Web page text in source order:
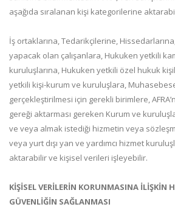
aşağıda sıralanan kişi kategorilerine
İş ortaklarına, Tedarikçilerine,
yapacak olan çalışanlara, Hukuken yetkili
kuruluşlarına, Hukuken yetkili özel hukuk
yetkili kişi-kurum ve kuruluşlara,
gerçekleştirilmesi için gerekli birimlere,
gereği aktarması gereken Kurum ve
ve veya almak istediği hizmetin veya
veya yurt dışı yan ve yardımcı hizmet
aktarabilir ve kişisel verileri işleyebilir.
KİŞİSEL VERİLERİN KORUNMASINA İLİŞKİN
GÜVENLİĞİN SAĞLANMASI